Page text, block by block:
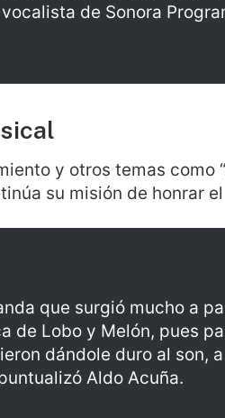
de Sonora
y otros temas como
su misión de honrar
que surgió mucho a
de Lobo y Melón, pues
dándole duro al son,
Aldo Acuña.